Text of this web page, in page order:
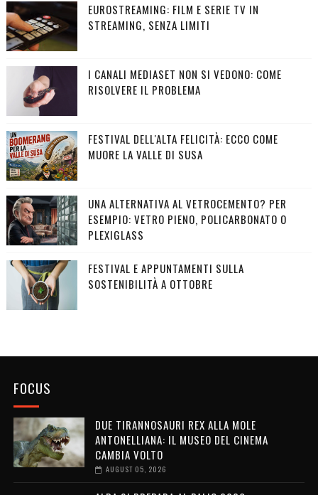
EUROSTREAMING: FILM E SERIE TV IN
STREAMING, SENZA LIMITI
I CANALI MEDIASET NON SI VEDONO: COME
RISOLVERE IL PROBLEMA
FESTIVAL DELL'ALTA FELICITÀ: ECCO COME
MUORE LA VALLE DI SUSA
UNA ALTERNATIVA AL VETROCEMENTO? PER
ESEMPIO: VETRO PIENO, POLICARBONATO O
PLEXIGLASS
FESTIVAL E APPUNTAMENTI SULLA
SOSTENIBILITÀ A OTTOBRE
FOCUS
DUE TIRANNOSAURI REX ALLA MOLE
ANTONELLIANA: IL MUSEO DEL CINEMA
CAMBIA VOLTO
AUGUST 05, 2026